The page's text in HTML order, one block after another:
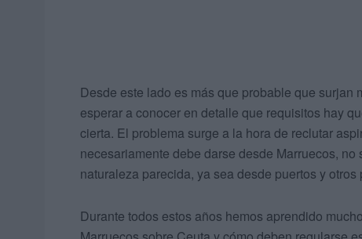
Desde este lado es más que probable que surjan
esperar a conocer en detalle que requisitos hay
cierta. El problema surge a la hora de reclutar
necesariamente debe darse desde Marruecos,
naturaleza parecida, ya sea desde puertos y
Durante todos estos años hemos aprendido